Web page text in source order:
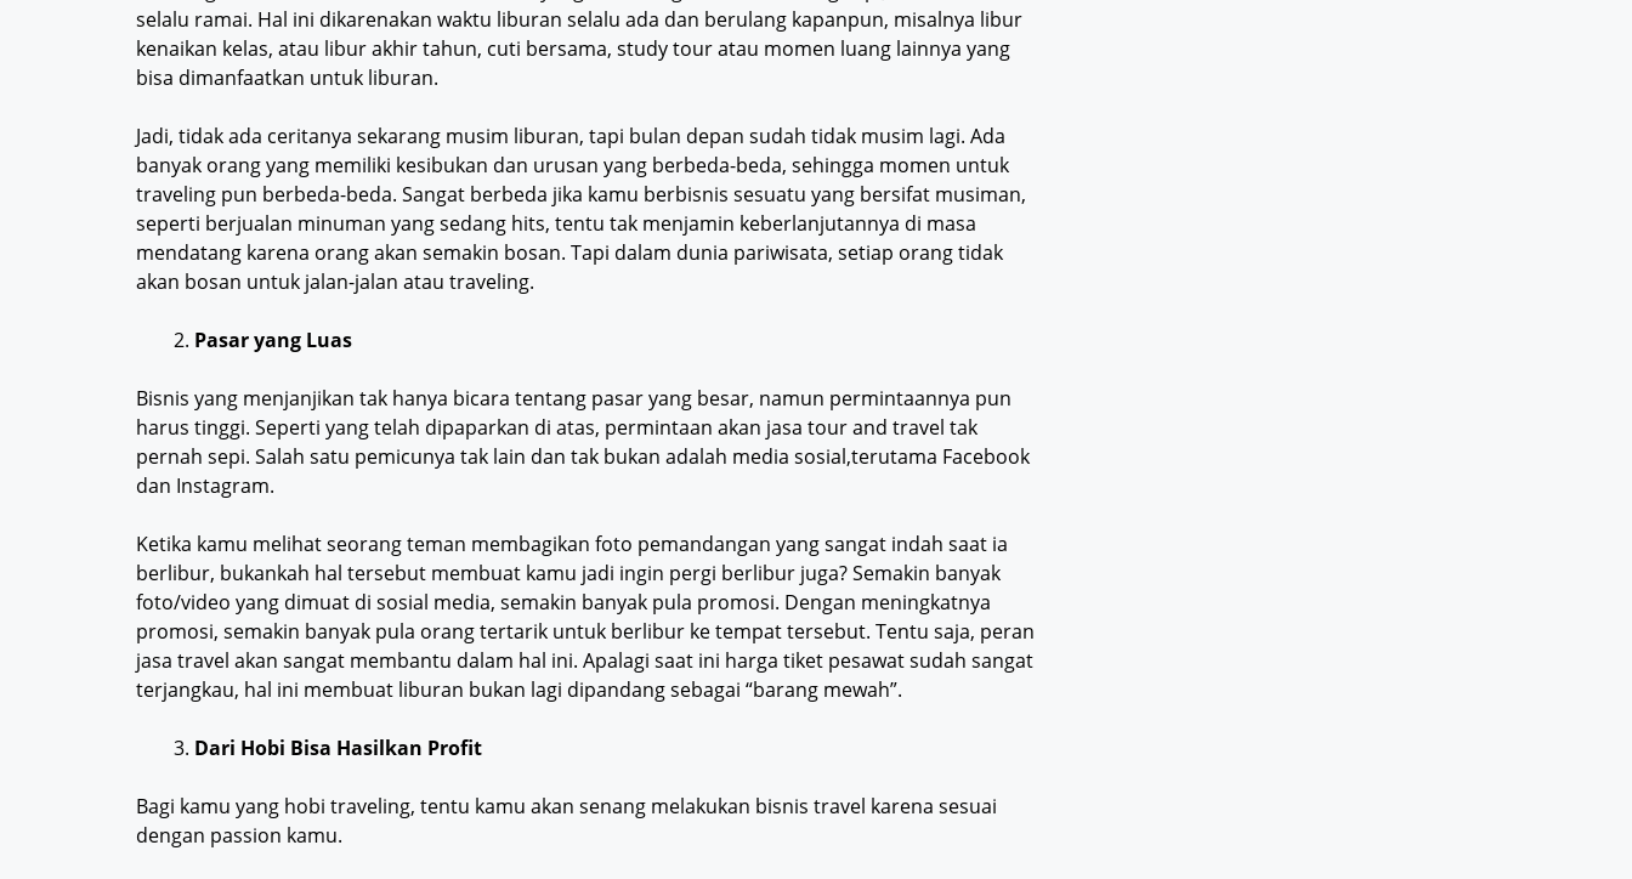
selalu ramai. Hal ini dikarenakan waktu liburan selalu ada dan berulang kapanpun, misalnya libur
kenaikan kelas, atau libur akhir tahun, cuti bersama, study tour atau momen luang lainnya yang
bisa dimanfaatkan untuk liburan.
Jadi, tidak ada ceritanya sekarang musim liburan, tapi bulan depan sudah tidak musim lagi. Ada
banyak orang yang memiliki kesibukan dan urusan yang berbeda-beda, sehingga momen untuk
traveling pun berbeda-beda. Sangat berbeda jika kamu berbisnis sesuatu yang bersifat musiman,
seperti berjualan minuman yang sedang hits, tentu tak menjamin keberlanjutannya di masa
mendatang karena orang akan semakin bosan. Tapi dalam dunia pariwisata, setiap orang tidak
akan bosan untuk jalan-jalan atau traveling.
Pasar yang Luas
Bisnis yang menjanjikan tak hanya bicara tentang pasar yang besar, namun permintaannya pun
harus tinggi. Seperti yang telah dipaparkan di atas, permintaan akan jasa tour and travel tak
pernah sepi. Salah satu pemicunya tak lain dan tak bukan adalah media sosial,terutama Facebook
dan Instagram.
Ketika kamu melihat seorang teman membagikan foto pemandangan yang sangat indah saat ia
berlibur, bukankah hal tersebut membuat kamu jadi ingin pergi berlibur juga? Semakin banyak
foto/video yang dimuat di sosial media, semakin banyak pula promosi. Dengan meningkatnya
promosi, semakin banyak pula orang tertarik untuk berlibur ke tempat tersebut. Tentu saja, peran
jasa travel akan sangat membantu dalam hal ini. Apalagi saat ini harga tiket pesawat sudah sangat
terjangkau, hal ini membuat liburan bukan lagi dipandang sebagai “barang mewah”.
Dari Hobi Bisa Hasilkan Profit
Bagi kamu yang hobi traveling, tentu kamu akan senang melakukan bisnis travel karena sesuai
dengan passion kamu.